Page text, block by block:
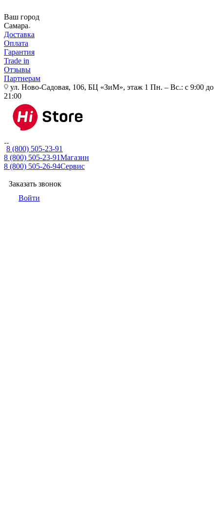
Ваш город
Самара
Доставка
Оплата
Гарантия
Trade in
Отзывы
Партнерам
ул. Ново-Садовая, 106, БЦ «ЗиМ», этаж 1 Пн. – Вс.: с 9:00 до
21:00
8 (800) 505-23-91
8 (800) 505-23-91Магазин
8 (800) 505-26-94Сервис
Заказать звонок
Войти